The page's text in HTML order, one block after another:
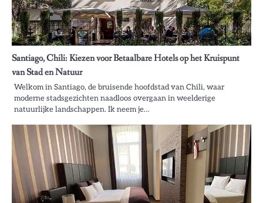
Santiago, Chili: Kiezen voor Betaalbare Hotels op het Kruispunt
van Stad en Natuur
Welkom in Santiago, de bruisende hoofdstad van Chili, waar
moderne stadsgezichten naadloos overgaan in weelderige
natuurlijke landschappen. Ik neem je…